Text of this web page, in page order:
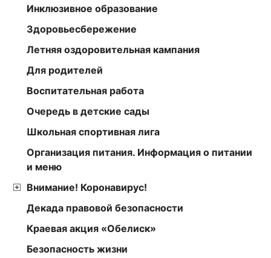
Инклюзивное образование
Здоровьесбережение
Летняя оздоровительная кампания
Для родителей
Воспитательная работа
Очередь в детские сады
Школьная спортивная лига
Организация питания. Информация о питании
и меню
Внимание! Коронавирус!
Декада правовой безопасности
Краевая акция «Обелиск»
Безопасность жизни